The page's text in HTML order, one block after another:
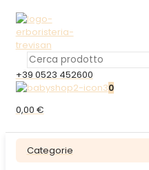
+39 0523 452600
0
0,00 €
Categorie